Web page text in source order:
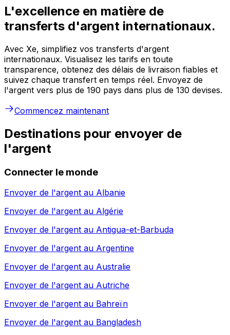
L'excellence en matière de
transferts d'argent internationaux.
Avec Xe, simplifiez vos transferts d'argent
internationaux. Visualisez les tarifs en toute
transparence, obtenez des délais de livraison fiables et
suivez chaque transfert en temps réel. Envoyez de
l'argent vers plus de 190 pays dans plus de 130 devises.
Commencez maintenant
Destinations pour envoyer de
l'argent
Connecter le monde
Envoyer de l'argent au Albanie
Envoyer de l'argent au Algérie
Envoyer de l'argent au Antigua-et-Barbuda
Envoyer de l'argent au Argentine
Envoyer de l'argent au Australie
Envoyer de l'argent au Autriche
Envoyer de l'argent au Bahreïn
Envoyer de l'argent au Bangladesh